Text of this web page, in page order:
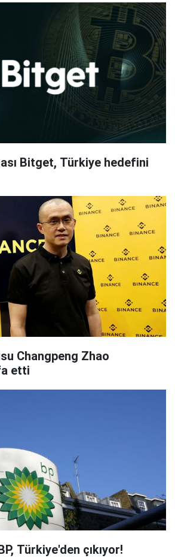
Bitget, Türkiye hedefini
Changpeng Zhao
etti
Türkiye'den çıkıyor!